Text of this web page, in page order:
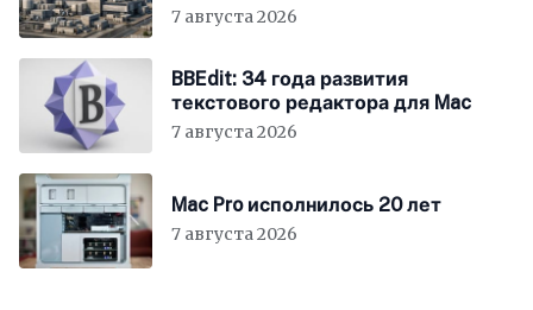
7 августа 2026
BBEdit: 34 года развития
текстового редактора для Mac
7 августа 2026
Mac Pro исполнилось 20 лет
7 августа 2026